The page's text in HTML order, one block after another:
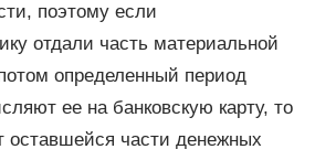
поэтому если
отдали часть материальной
определенный период
ее на банковскую карту, то
оставшейся части денежных